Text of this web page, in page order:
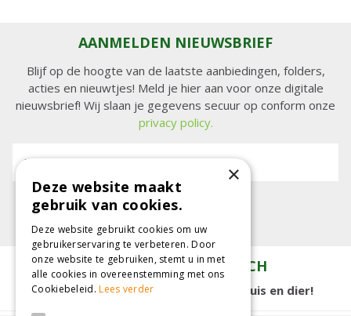
AANMELDEN NIEUWSBRIEF
Blijf op de hoogte van de laatste aanbiedingen, folders,
acties en nieuwtjes! Meld je hier aan voor onze digitale
nieuwsbrief! Wij slaan je gegevens secuur op conform onze
privacy policy.
E-mailadres:
TUINCENTRUM KOLBACH
15.000 m2 winkelplezier voor tuin, huis en dier!
×
Deze website maakt
gebruik van cookies.
Deze website gebruikt cookies om uw
gebruikerservaring te verbeteren. Door
onze website te gebruiken, stemt u in met
alle cookies in overeenstemming met ons
Cookiebeleid.Lees verder